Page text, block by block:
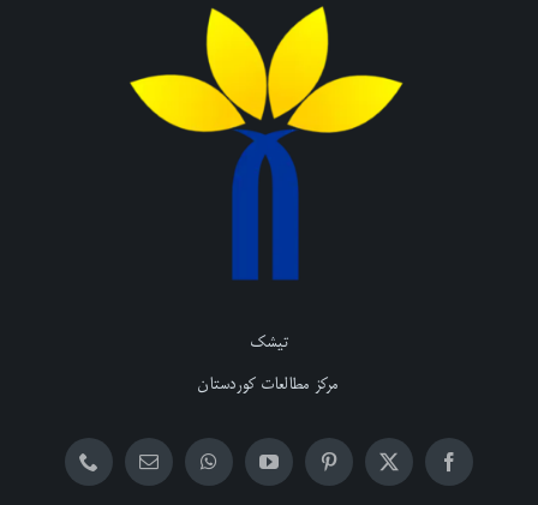
تیشک
مرکز مطالعات کوردستان